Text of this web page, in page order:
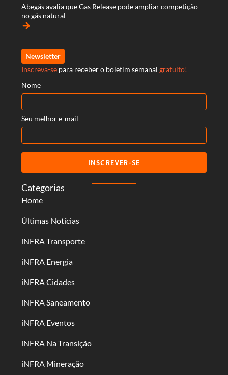
Categorias
Home
Últimas Notícias
iNFRA Transporte
iNFRA Energia
iNFRA Cidades
iNFRA Saneamento
iNFRA Eventos
iNFRA Na Transição
iNFRA Mineração
Abegás avalia que Gas Release pode ampliar competição
no gás natural
arrow_forward
Newsletter
Inscreva-se para receber o boletim semanal gratuito!
Nome
Seu melhor e-mail
INSCREVER-SE